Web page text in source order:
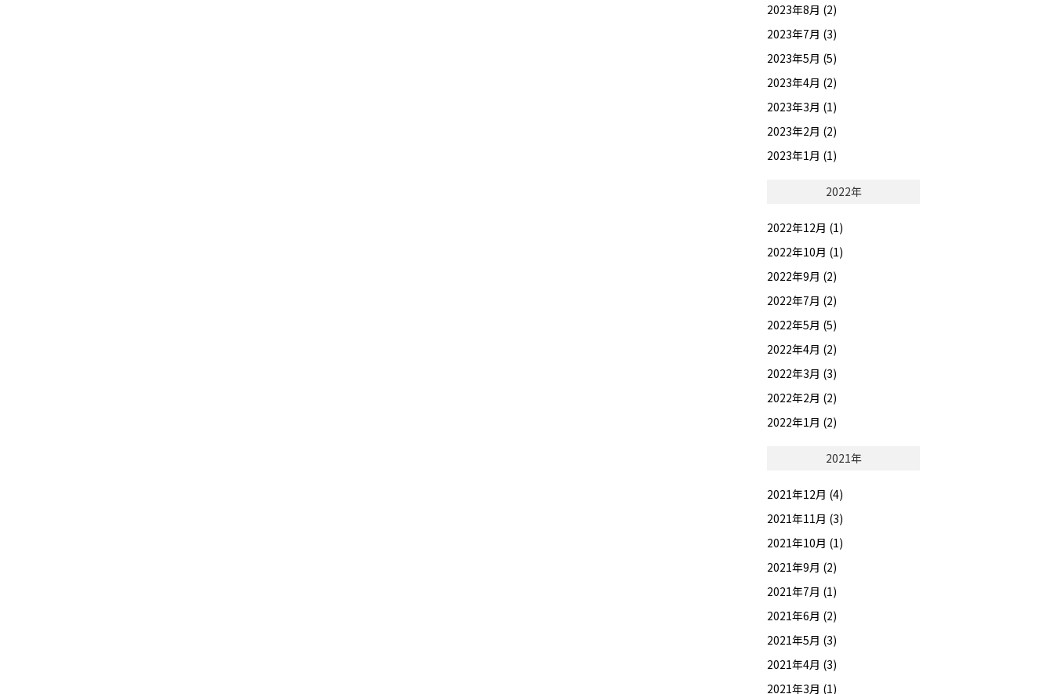
2023年8月 (2)
2023年7月 (3)
2023年5月 (5)
2023年4月 (2)
2023年3月 (1)
2023年2月 (2)
2023年1月 (1)
2022年
2022年12月 (1)
2022年10月 (1)
2022年9月 (2)
2022年7月 (2)
2022年5月 (5)
2022年4月 (2)
2022年3月 (3)
2022年2月 (2)
2022年1月 (2)
2021年
2021年12月 (4)
2021年11月 (3)
2021年10月 (1)
2021年9月 (2)
2021年7月 (1)
2021年6月 (2)
2021年5月 (3)
2021年4月 (3)
2021年3月 (1)